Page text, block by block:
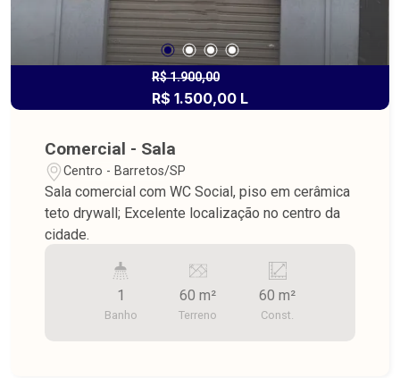
R$ 1.900,00
R$ 1.500,00 L
Comercial - Sala
Centro - Barretos/SP
Sala comercial com WC Social, piso em cerâmica
teto drywall; Excelente localização no centro da
cidade.
1
Banho
60 m²
Terreno
60 m²
Const.